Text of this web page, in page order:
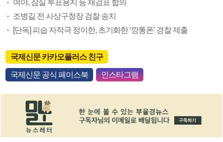
여야, 잠실 투표용지 등 재검표 합의
조병길 전 사상구청장 검찰 송치
[단독] 피습 자작극 정이한, 초기화한 ‘깡통폰’ 경찰 제출
국제신문 카카오플러스 친구
국제신문 공식 페이스북 인스타그램